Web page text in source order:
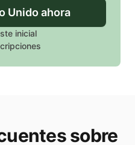
Unidoahora
inicial
sobre